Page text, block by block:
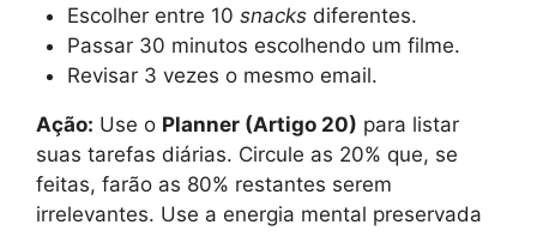
Escolher entre 10 snacksdiferentes.
Passar 30 minutos escolhendo um filme.
Revisar 3 vezes o mesmo email.
Ação: Use o Planner (Artigo 20) para listar
suas tarefas diárias. Circule as 20% que, se
feitas, farão as 80% restantes serem
irrelevantes. Use a energia mental preservada